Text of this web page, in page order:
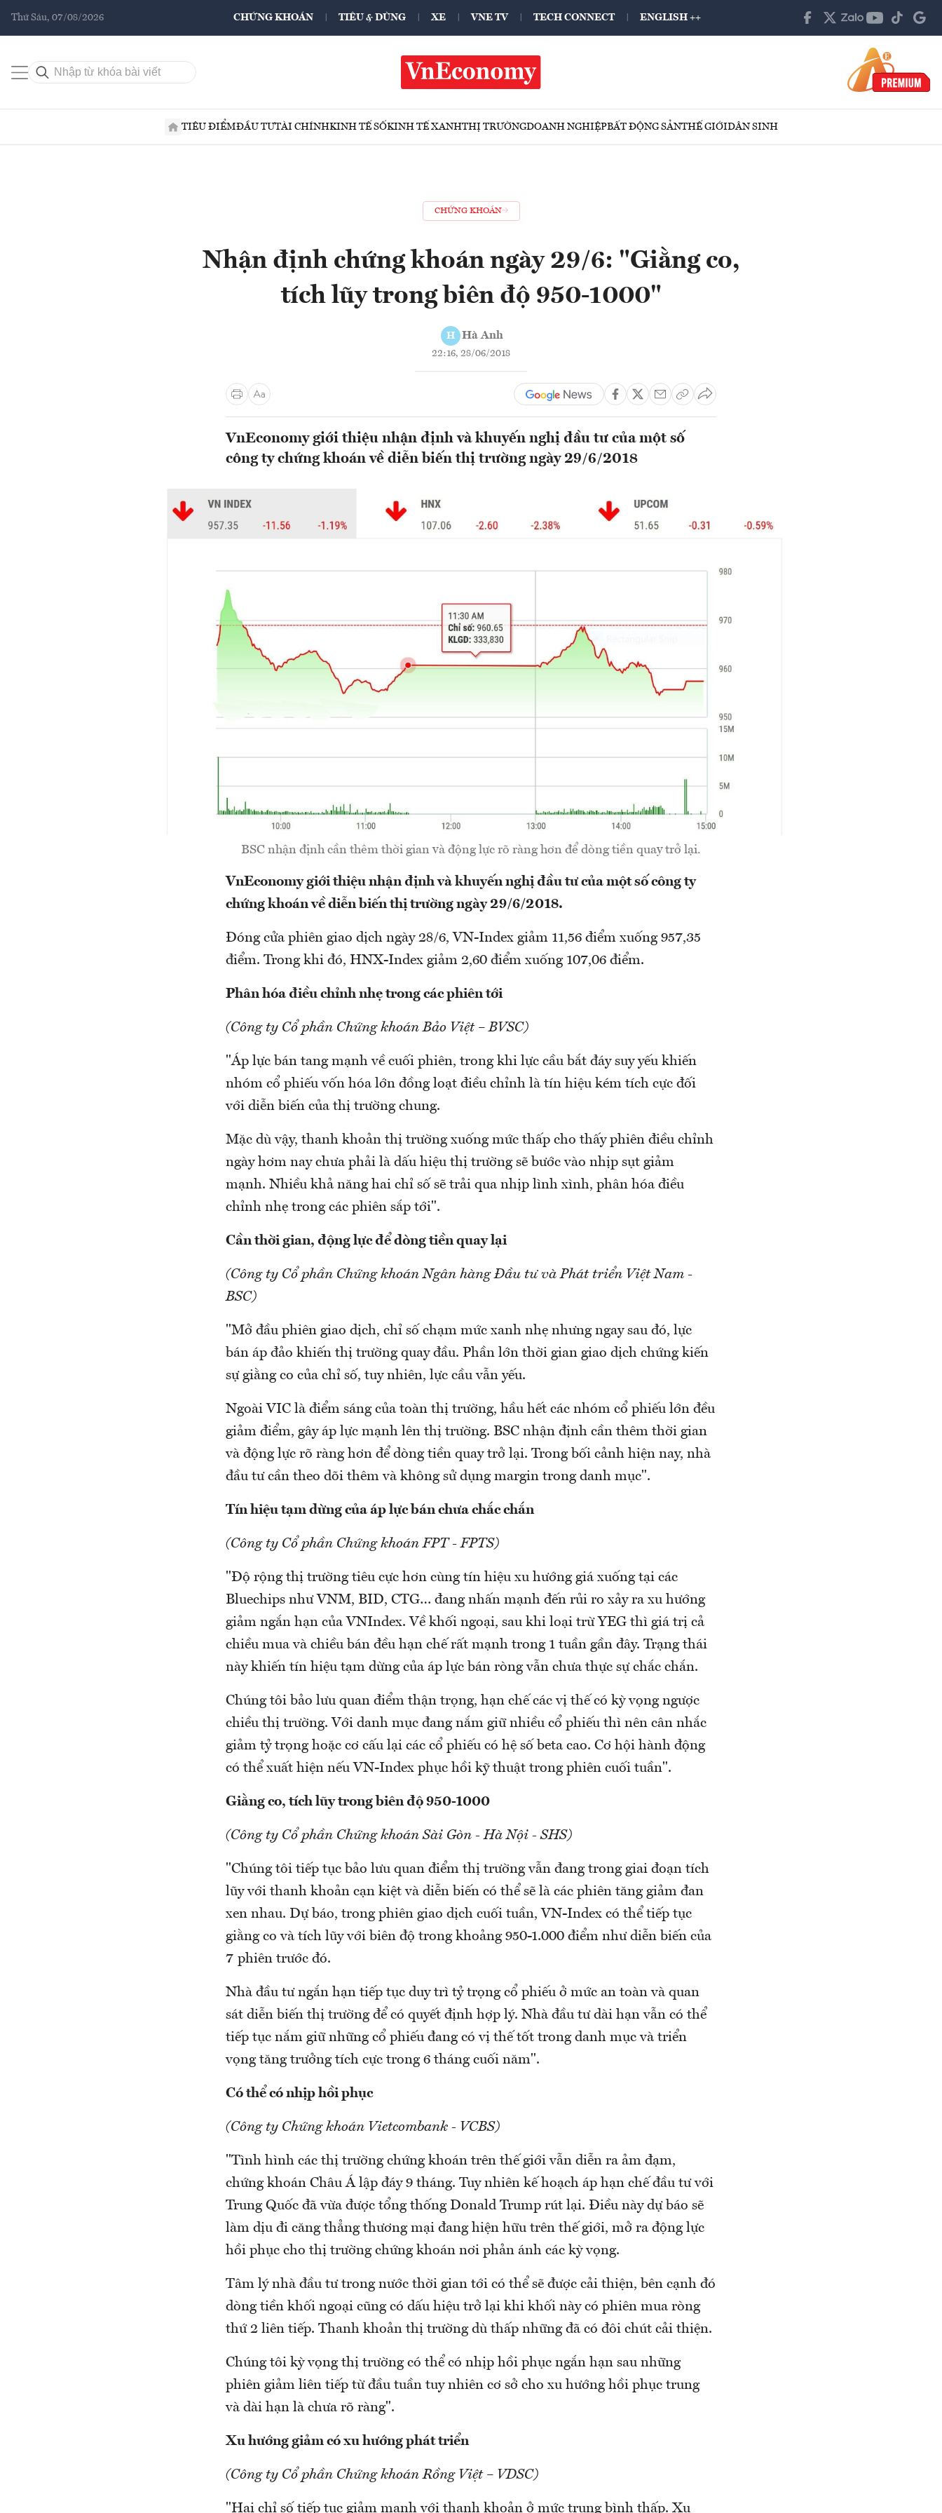
Thứ Sáu, 07/08/2026 CHỨNG KHOÁN TIÊU & DÙNG XE VNE TV TECH CONNECT ENGLISH ++
TIÊU ĐIỂMĐẦU TƯTÀI CHÍNHKINH TẾ SỐKINH TẾ XANHTHỊ TRƯỜNGDOANH NGHIỆPBẤT ĐỘNG SẢNTHẾ GIỚIDÂN SINH
CHỨNG KHOÁN
Nhận định chứng khoán ngày 29/6: "Giằng co,
tích lũy trong biên độ 950-1000"
H Hà Anh
22:16, 28/06/2018
VnEconomy giới thiệu nhận định và khuyến nghị đầu tư của một số
công ty chứng khoán về diễn biến thị trường ngày 29/6/2018
BSC nhận định cần thêm thời gian và động lực rõ ràng hơn để dòng tiền quay trở lại.
VnEconomy giới thiệu nhận định và khuyến nghị đầu tư của một số công ty
chứng khoán về diễn biến thị trường ngày 29/6/2018.
Đóng cửa phiên giao dịch ngày 28/6, VN-Index giảm 11,56 điểm xuống 957,35
điểm. Trong khi đó, HNX-Index giảm 2,60 điểm xuống 107,06 điểm.
Phân hóa điều chỉnh nhẹ trong các phiên tới
(Công ty Cổ phần Chứng khoán Bảo Việt – BVSC)
"Áp lực bán tang mạnh về cuối phiên, trong khi lực cầu bắt đáy suy yếu khiến
nhóm cổ phiếu vốn hóa lớn đồng loạt điều chỉnh là tín hiệu kém tích cực đối
với diễn biến của thị trường chung.
Mặc dù vậy, thanh khoản thị trường xuống mức thấp cho thấy phiên điều chỉnh
ngày hơm nay chưa phải là dấu hiệu thị trường sẽ bước vào nhịp sụt giảm
mạnh. Nhiều khả năng hai chỉ số sẽ trải qua nhịp lình xình, phân hóa điều
chỉnh nhẹ trong các phiên sắp tới".
Cần thời gian, động lực để dòng tiền quay lại
(Công ty Cổ phần Chứng khoán Ngân hàng Đầu tư và Phát triển Việt Nam -
BSC)
"Mở đầu phiên giao dịch, chỉ số chạm mức xanh nhẹ nhưng ngay sau đó, lực
bán áp đảo khiến thị trường quay đầu. Phần lớn thời gian giao dịch chứng kiến
sự giằng co của chỉ số, tuy nhiên, lực cầu vẫn yếu.
Ngoài VIC là điểm sáng của toàn thị trường, hầu hết các nhóm cổ phiếu lớn đều
giảm điểm, gây áp lực mạnh lên thị trường. BSC nhận định cần thêm thời gian
và động lực rõ ràng hơn để dòng tiền quay trở lại. Trong bối cảnh hiện nay, nhà
đầu tư cần theo dõi thêm và không sử dụng margin trong danh mục".
Tín hiệu tạm dừng của áp lực bán chưa chắc chắn
(Công ty Cổ phần Chứng khoán FPT - FPTS)
"Độ rộng thị trường tiêu cực hơn cùng tín hiệu xu hướng giá xuống tại các
Bluechips như VNM, BID, CTG… đang nhấn mạnh đến rủi ro xảy ra xu hướng
giảm ngắn hạn của VNIndex. Về khối ngoại, sau khi loại trừ YEG thì giá trị cả
chiều mua và chiều bán đều hạn chế rất mạnh trong 1 tuần gần đây. Trạng thái
này khiến tín hiệu tạm dừng của áp lực bán ròng vẫn chưa thực sự chắc chắn.
Chúng tôi bảo lưu quan điểm thận trọng, hạn chế các vị thế có kỳ vọng ngược
chiều thị trường. Với danh mục đang nắm giữ nhiều cổ phiếu thì nên cân nhắc
giảm tỷ trọng hoặc cơ cấu lại các cổ phiếu có hệ số beta cao. Cơ hội hành động
có thể xuất hiện nếu VN-Index phục hồi kỹ thuật trong phiên cuối tuần".
Giằng co, tích lũy trong biên độ 950-1000
(Công ty Cổ phần Chứng khoán Sài Gòn - Hà Nội - SHS)
"Chúng tôi tiếp tục bảo lưu quan điểm thị trường vẫn đang trong giai đoạn tích
lũy với thanh khoản cạn kiệt và diễn biến có thể sẽ là các phiên tăng giảm đan
xen nhau. Dự báo, trong phiên giao dịch cuối tuần, VN-Index có thể tiếp tục
giằng co và tích lũy với biên độ trong khoảng 950-1.000 điểm như diễn biến của
7 phiên trước đó.
Nhà đầu tư ngắn hạn tiếp tục duy trì tỷ trọng cổ phiếu ở mức an toàn và quan
sát diễn biến thị trường để có quyết định hợp lý. Nhà đầu tư dài hạn vẫn có thể
tiếp tục nắm giữ những cổ phiếu đang có vị thế tốt trong danh mục và triển
vọng tăng trưởng tích cực trong 6 tháng cuối năm".
Có thể có nhịp hồi phục
(Công ty Chứng khoán Vietcombank - VCBS)
"Tình hình các thị trường chứng khoán trên thế giới vẫn diễn ra ảm đạm,
chứng khoán Châu Á lập đáy 9 tháng. Tuy nhiên kế hoạch áp hạn chế đầu tư với
Trung Quốc đã vừa được tổng thống Donald Trump rút lại. Điều này dự báo sẽ
làm dịu đi căng thẳng thương mại đang hiện hữu trên thế giới, mở ra động lực
hồi phục cho thị trường chứng khoán nơi phản ánh các kỳ vọng.
Tâm lý nhà đầu tư trong nước thời gian tới có thể sẽ được cải thiện, bên cạnh đó
dòng tiền khối ngoại cũng có dấu hiệu trở lại khi khối này có phiên mua ròng
thứ 2 liên tiếp. Thanh khoản thị trường dù thấp những đã có đôi chút cải thiện.
Chúng tôi kỳ vọng thị trường có thể có nhịp hồi phục ngắn hạn sau những
phiên giảm liên tiếp từ đầu tuần tuy nhiên cơ sở cho xu hướng hồi phục trung
và dài hạn là chưa rõ ràng".
Xu hướng giảm có xu hướng phát triển
(Công ty Cổ phần Chứng khoán Rồng Việt – VDSC)
"Hai chỉ số tiếp tục giảm mạnh với thanh khoản ở mức trung bình thấp. Xu